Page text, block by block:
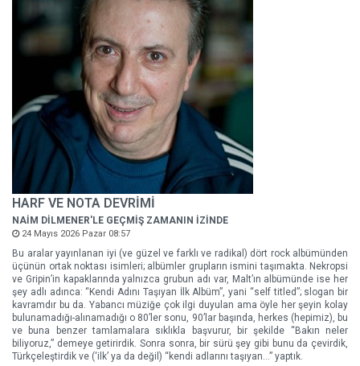
HARF VE NOTA DEVRİMİ
NAİM DİLMENER'LE GEÇMİŞ ZAMANIN İZİNDE
24 Mayıs 2026 Pazar 08:57
Bu aralar yayınlanan iyi (ve güzel ve farklı ve radikal) dört rock albümünden
üçünün ortak noktası isimleri; albümler grupların ismini taşımakta. Nekropsi
ve Gripin’in kapaklarında yalnızca grubun adı var, Malt’ın albümünde ise her
şey adlı adınca: “Kendi Adını Taşıyan İlk Albüm”, yani “self titled”; slogan bir
kavramdır bu da. Yabancı müziğe çok ilgi duyulan ama öyle her şeyin kolay
bulunamadığı-alınamadığı o 80’ler sonu, 90’lar başında, herkes (hepimiz), bu
ve buna benzer tamlamalara sıklıkla başvurur, bir şekilde “Bakın neler
biliyoruz,” demeye getirirdik. Sonra sonra, bir sürü şey gibi bunu da çevirdik,
Türkçeleştirdik ve (‘ilk’ ya da değil) “kendi adlarını taşıyan…” yaptık.